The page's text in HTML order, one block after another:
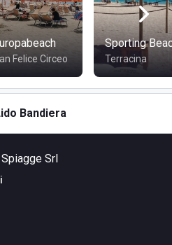
di Gaeta con numerose
orari della giornata.
con la propria vettura è
A1 e prendere l'uscita
è necessario dirigersi verso
ricercare il seguente indirizzo:
Felice Circeo
Sporting
Terracina
Bandiera
Srl